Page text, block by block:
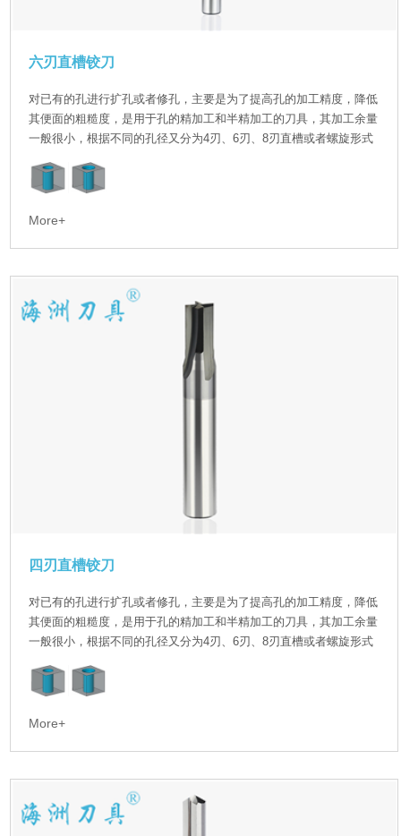
六刃直槽铰刀
对已有的孔进行扩孔或者修孔，主要是为了提高孔的加工精度，降低
其便面的粗糙度，是用于孔的精加工和半精加工的刀具，其加工余量
一般很小，根据不同的孔径又分为4刃、6刃、8刃直槽或者螺旋形式
More+
四刃直槽铰刀
对已有的孔进行扩孔或者修孔，主要是为了提高孔的加工精度，降低
其便面的粗糙度，是用于孔的精加工和半精加工的刀具，其加工余量
一般很小，根据不同的孔径又分为4刃、6刃、8刃直槽或者螺旋形式
More+